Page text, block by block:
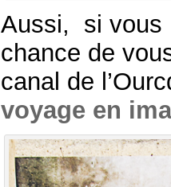
Aussi, si vous
chance de
canal de
voyage en